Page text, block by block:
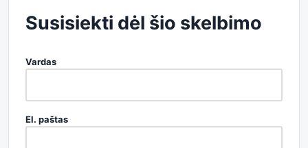
Susisiekti dėl šio skelbimo
Vardas
El. paštas